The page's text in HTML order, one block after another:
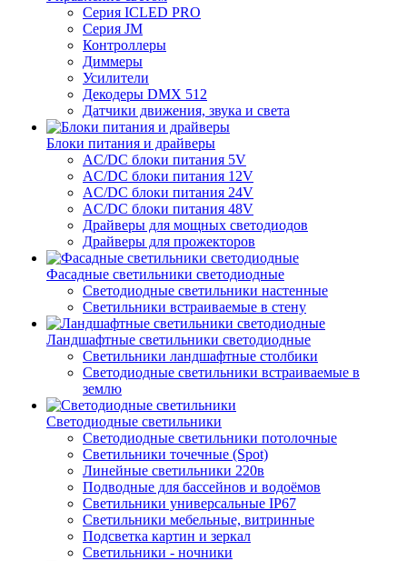
Серия ICLED PRO
Серия JM
Контроллеры
Диммеры
Усилители
Декодеры DMX 512
Датчики движения, звука и света
Блоки питания и драйверы
AC/DC блоки питания 5V
AC/DC блоки питания 12V
AC/DC блоки питания 24V
AC/DC блоки питания 48V
Драйверы для мощных светодиодов
Драйверы для прожекторов
Фасадные светильники светодиодные
Светодиодные светильники настенные
Светильники встраиваемые в стену
Ландшафтные светильники светодиодные
Светильники ландшафтные столбики
Светодиодные светильники встраиваемые в
землю
Светодиодные светильники
Светодиодные светильники потолочные
Светильники точечные (Spot)
Линейные светильники 220в
Подводные для бассейнов и водоёмов
Светильники универсальные IP67
Светильники мебельные, витринные
Подсветка картин и зеркал
Светильники - ночники